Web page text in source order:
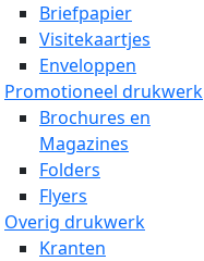
Briefpapier
Visitekaartjes
Enveloppen
Promotioneel drukwerk
Brochures en
Magazines
Folders
Flyers
Overig drukwerk
Kranten